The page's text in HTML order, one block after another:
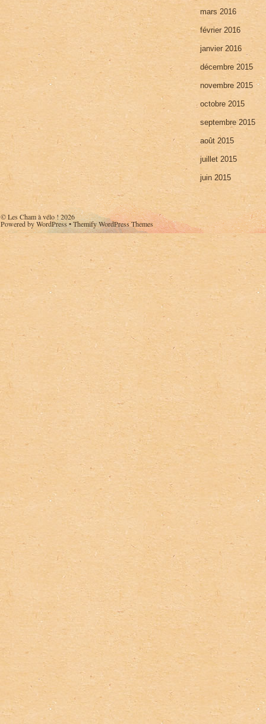
mars 2016
février 2016
janvier 2016
décembre 2015
novembre 2015
octobre 2015
septembre 2015
août 2015
juillet 2015
juin 2015
©Les Cham à vélo !2026
Powered byWordPress•Themify WordPress Themes